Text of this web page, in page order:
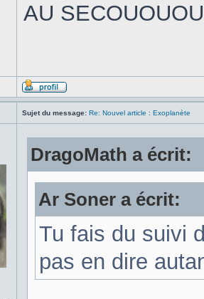
AU
Sujet du message: Re: Nouvel article : Exoplanète
DragoMath a écrit:
Ar Soner a écrit:
Tu fais du suivi
pas en dire